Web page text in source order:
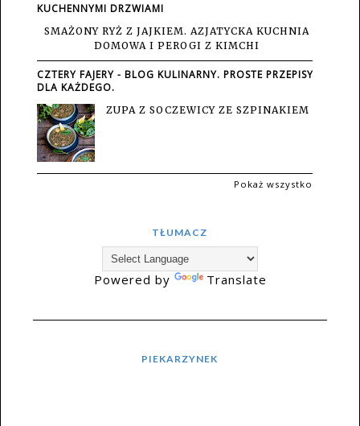
KUCHENNYMI DRZWIAMI
SMAŻONY RYŻ Z JAJKIEM. AZJATYCKA KUCHNIA
DOMOWA I PEROGI Z KIMCHI
CZTERY FAJERY - BLOG KULINARNY. PROSTE PRZEPISY
DLA KAŻDEGO.
ZUPA Z SOCZEWICY ZE SZPINAKIEM
Pokaż wszystko
TŁUMACZ
Powered by Translate
PIEKARZYNEK